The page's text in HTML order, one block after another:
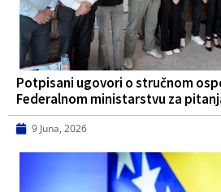
Potpisani ugovori o stručnom
Federalnom ministarstvu za
9 Juna, 2026